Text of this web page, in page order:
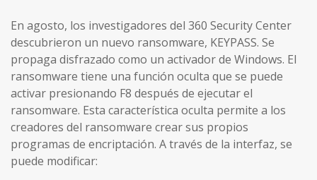
En agosto, los investigadores del 360 Security Center
descubrieron un nuevo ransomware, KEYPASS. Se
propaga disfrazado como un activador de Windows. El
ransomware tiene una función oculta que se puede
activar presionando F8 después de ejecutar el
ransomware. Esta característica oculta permite a los
creadores del ransomware crear sus propios
programas de encriptación. A través de la interfaz, se
puede modificar: